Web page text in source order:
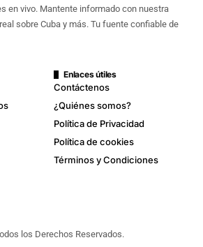
en vivo. Mantente informado con nuestra
sobre Cuba y más. Tu fuente confiable de
Enlaces útiles
Contáctenos
¿Quiénes somos?
Política de Privacidad
Política de cookies
Términos y Condiciones
los Derechos Reservados.